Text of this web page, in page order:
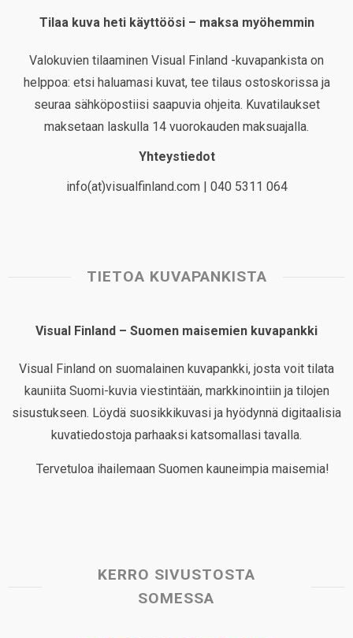
Tilaa kuva heti käyttöösi – maksa myöhemmin
Valokuvien tilaaminen Visual Finland -kuvapankista on
helppoa: etsi haluamasi kuvat, tee tilaus ostoskorissa ja
seuraa sähköpostiisi saapuvia ohjeita. Kuvatilaukset
maksetaan laskulla 14 vuorokauden maksuajalla.
Yhteystiedot
info(at)visualfinland.com | 040 5311 064
TIETOA KUVAPANKISTA
Visual Finland – Suomen maisemien kuvapankki
Visual Finland on suomalainen kuvapankki, josta voit tilata
kauniita Suomi-kuvia viestintään, markkinointiin ja tilojen
sisustukseen. Löydä suosikkikuvasi ja hyödynnä digitaalisia
kuvatiedostoja parhaaksi katsomallasi tavalla.
Tervetuloa ihailemaan Suomen kauneimpia maisemia!
KERRO SIVUSTOSTA
SOMESSA